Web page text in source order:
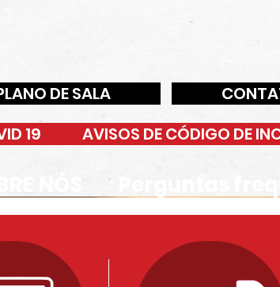
DE SALA
AVISOS DE CÓDIGO DE
19